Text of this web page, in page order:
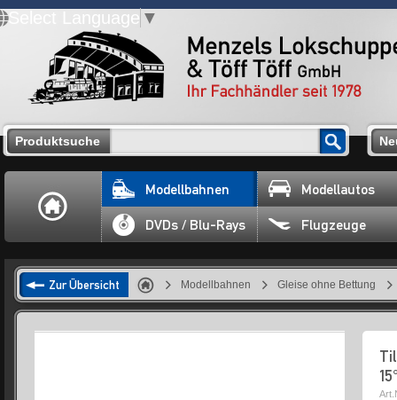
Select Language ▼
Produktsuche
Modellbahnen Modellautos
DVDs / Blu-Rays Flugzeuge
Zur Übersicht Modellbahnen Gleise ohne Bettung